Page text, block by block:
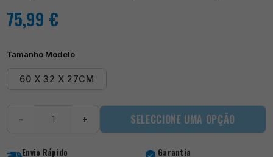
75,99 €
Tamanho Modelo
60 X 32 X 27CM
Compact
− + SELECCIONE UMA OPÇÃO
Envio Rápido Garantia